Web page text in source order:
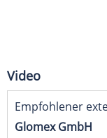
Video
Empfohlener
Glomex GmbH